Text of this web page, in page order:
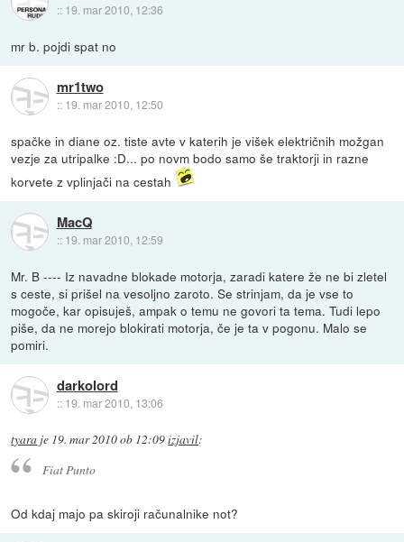
:: 19. mar 2010, 12:36
mr b. pojdi spat no
mr1two
:: 19. mar 2010, 12:50
spačke in diane oz. tiste avte v katerih je višek električnih možgan
vezje za utripalke :D... po novm bodo samo še traktorji in razne
korvete z vplinjači na cestah
MacQ
:: 19. mar 2010, 12:59
Mr. B ---- Iz navadne blokade motorja, zaradi katere že ne bi zletel
s ceste, si prišel na vesoljno zaroto. Se strinjam, da je vse to
mogoče, kar opisuješ, ampak o temu ne govori ta tema. Tudi lepo
piše, da ne morejo blokirati motorja, če je ta v pogonu. Malo se
pomiri.
darkolord
:: 19. mar 2010, 13:06
tyara je 19. mar 2010 ob 12:09izjavil:
Fiat Punto
Od kdaj majo pa skiroji računalnike not?